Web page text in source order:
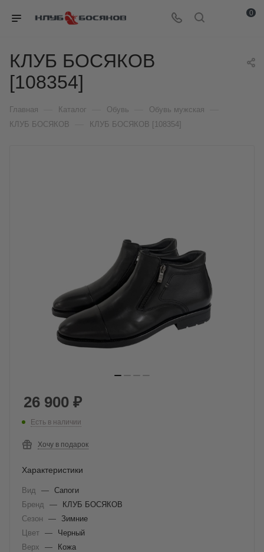
0
КЛУБ БОСЯКОВ
[108354]
Главная Каталог Обувь Обувь мужская
КЛУБ БОСЯКОВ КЛУБ БОСЯКОВ [108354]
26 900 ₽
Есть в наличии
Хочу в подарок
Характеристики
Вид — Сапоги
Бренд
—
КЛУБ БОСЯКОВ
Сезон
— Зимние
Цвет —
Черный
Верх
—
Кожа